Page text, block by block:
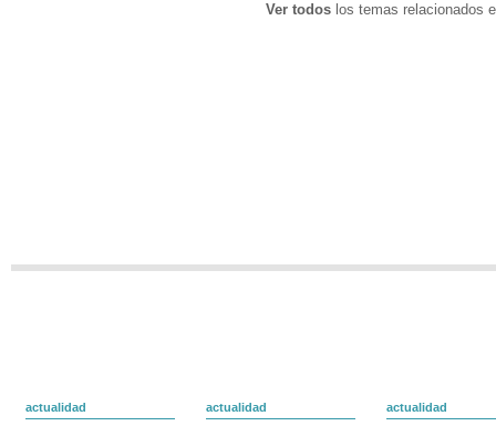
Ver todos los temas relacionados
actualidad
actualidad
actualidad